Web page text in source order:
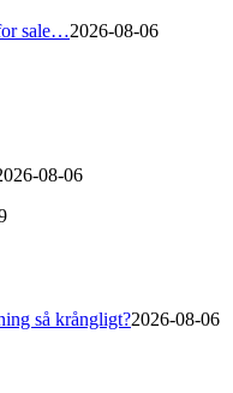
sale…2026-08-06
08-06
så krångligt?2026-08-06